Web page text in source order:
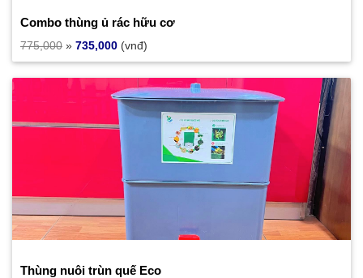
Combo thùng ủ rác hữu cơ
775,000 » 735,000 (vnđ)
Thùng nuôi trùn quế Eco